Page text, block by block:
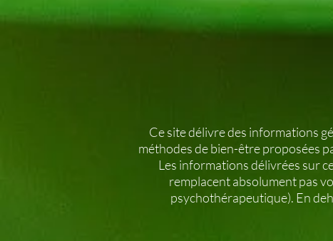
Ce site délivre des informations
méthodes de bien-être proposées
Les informations délivrées sur
remplacent absolument pas
psychothérapeutique). En